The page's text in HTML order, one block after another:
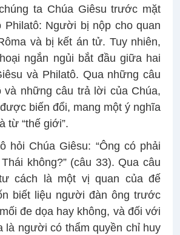
ta Chúa Giêsu trước mặt
Philatô: Người bị nộp cho quan
và bị kết án tử. Tuy nhiên,
ngắn ngủi bắt đầu giữa hai
và Philatô. Qua những câu
và những câu trả lời của Chúa,
biến đổi, mang một ý nghĩa
từ “thế giới”.
hỏi Chúa Giêsu: “Ông có phải
không?” (câu 33). Qua câu
cách là một vị quan của đế
biết liệu người đàn ông trước
đe dọa hay không, và đối với
là người có thẩm quyền chỉ huy